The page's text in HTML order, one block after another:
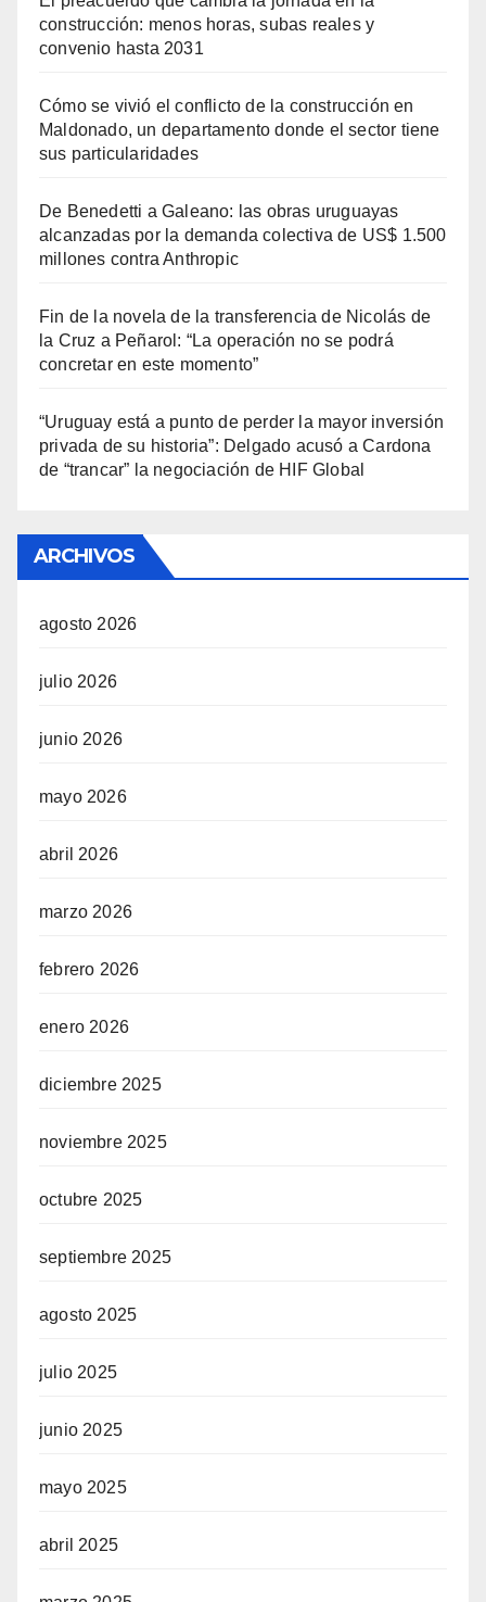
construcción: menos horas, subas reales y
convenio hasta 2031
Cómo se vivió el conflicto de la construcción en
Maldonado, un departamento donde el sector tiene
sus particularidades
De Benedetti a Galeano: las obras uruguayas
alcanzadas por la demanda colectiva de US$ 1.500
millones contra Anthropic
Fin de la novela de la transferencia de Nicolás de
la Cruz a Peñarol: “La operación no se podrá
concretar en este momento”
“Uruguay está a punto de perder la mayor inversión
privada de su historia”: Delgado acusó a Cardona
de “trancar” la negociación de HIF Global
ARCHIVOS
agosto 2026
julio 2026
junio 2026
mayo 2026
abril 2026
marzo 2026
febrero 2026
enero 2026
diciembre 2025
noviembre 2025
octubre 2025
septiembre 2025
agosto 2025
julio 2025
junio 2025
mayo 2025
abril 2025